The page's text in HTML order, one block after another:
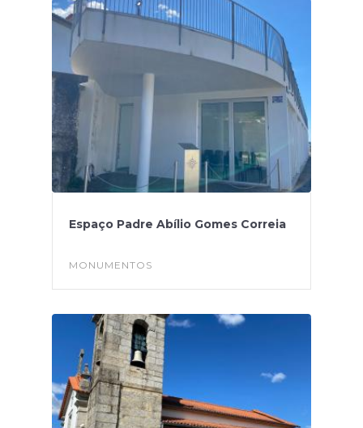
Espaço Padre Abílio Gomes Correia
MONUMENTOS